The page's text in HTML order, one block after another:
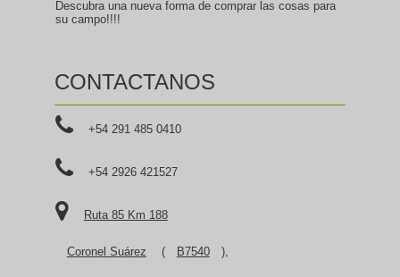
Descubra una nueva forma de comprar las cosas para
su campo!!!!
CONTACTANOS
+54 291 485 0410
+54 2926 421527
Ruta 85 Km 188
Coronel Suárez ( B7540 ),